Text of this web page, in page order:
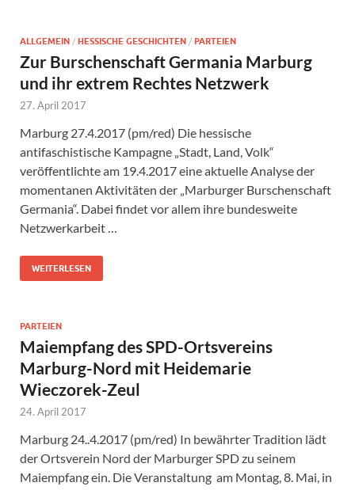
ALLGEMEIN / HESSISCHE GESCHICHTEN / PARTEIEN
Zur Burschenschaft Germania Marburg
und ihr extrem Rechtes Netzwerk
27. April 2017
Marburg 27.4.2017 (pm/red) Die hessische
antifaschistische Kampagne „Stadt, Land, Volk“
veröffentlichte am 19.4.2017 eine aktuelle Analyse der
momentanen Aktivitäten der „Marburger Burschenschaft
Germania“. Dabei findet vor allem ihre bundesweite
Netzwerkarbeit …
WEITERLESEN
PARTEIEN
Maiempfang des SPD-Ortsvereins
Marburg-Nord mit Heidemarie
Wieczorek-Zeul
24. April 2017
Marburg 24..4.2017 (pm/red) In bewährter Tradition lädt
der Ortsverein Nord der Marburger SPD zu seinem
Maiempfang ein. Die Veranstaltung am Montag, 8. Mai, in